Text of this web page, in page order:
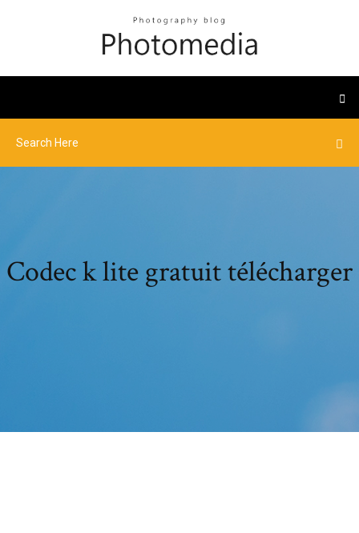
Codec k lite gratuit télécharger